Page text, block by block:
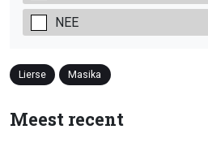
NEE
Lierse Masika
Meest recent